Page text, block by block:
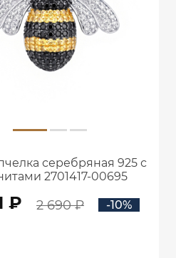
серебряная 925 с
2701417-00695
₽ 2 690 ₽ -10%